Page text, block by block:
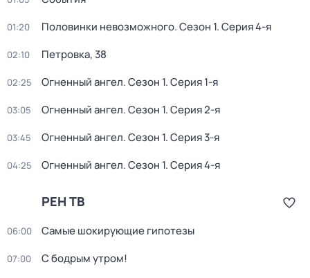
01:20 Половинки невозможного. Сезон 1. Серия 4-я
02:10 Петровка, 38
02:25 Огненный ангел. Сезон 1. Серия 1-я
03:05 Огненный ангел. Сезон 1. Серия 2-я
03:45 Огненный ангел. Сезон 1. Серия 3-я
04:25 Огненный ангел. Сезон 1. Серия 4-я
РЕН ТВ
06:00 Самые шoкиpующие гипотезы
07:00 С бодрым утром!